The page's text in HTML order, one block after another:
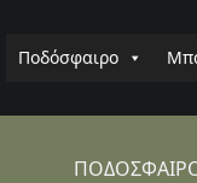
Ποδόσφαιρο